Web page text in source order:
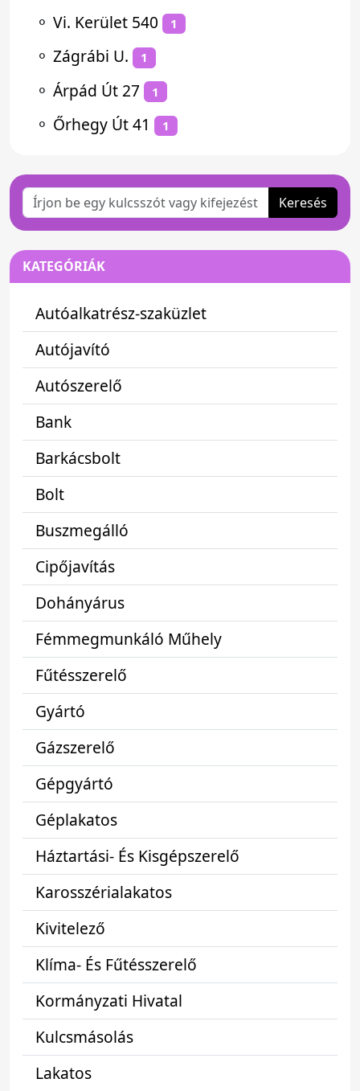
⚬ Vi. Kerület 540 1
⚬ Zágrábi U. 1
⚬ Árpád Út 27 1
⚬ Őrhegy Út 41 1
Keresés
KATEGÓRIÁK
Autóalkatrész-szaküzlet
Autójavító
Autószerelő
Bank
Barkácsbolt
Bolt
Buszmegálló
Cipőjavítás
Dohányárus
Fémmegmunkáló Műhely
Fűtésszerelő
Gyártó
Gázszerelő
Gépgyártó
Géplakatos
Háztartási- És Kisgépszerelő
Karosszérialakatos
Kivitelező
Klíma- És Fűtésszerelő
Kormányzati Hivatal
Kulcsmásolás
Lakatos